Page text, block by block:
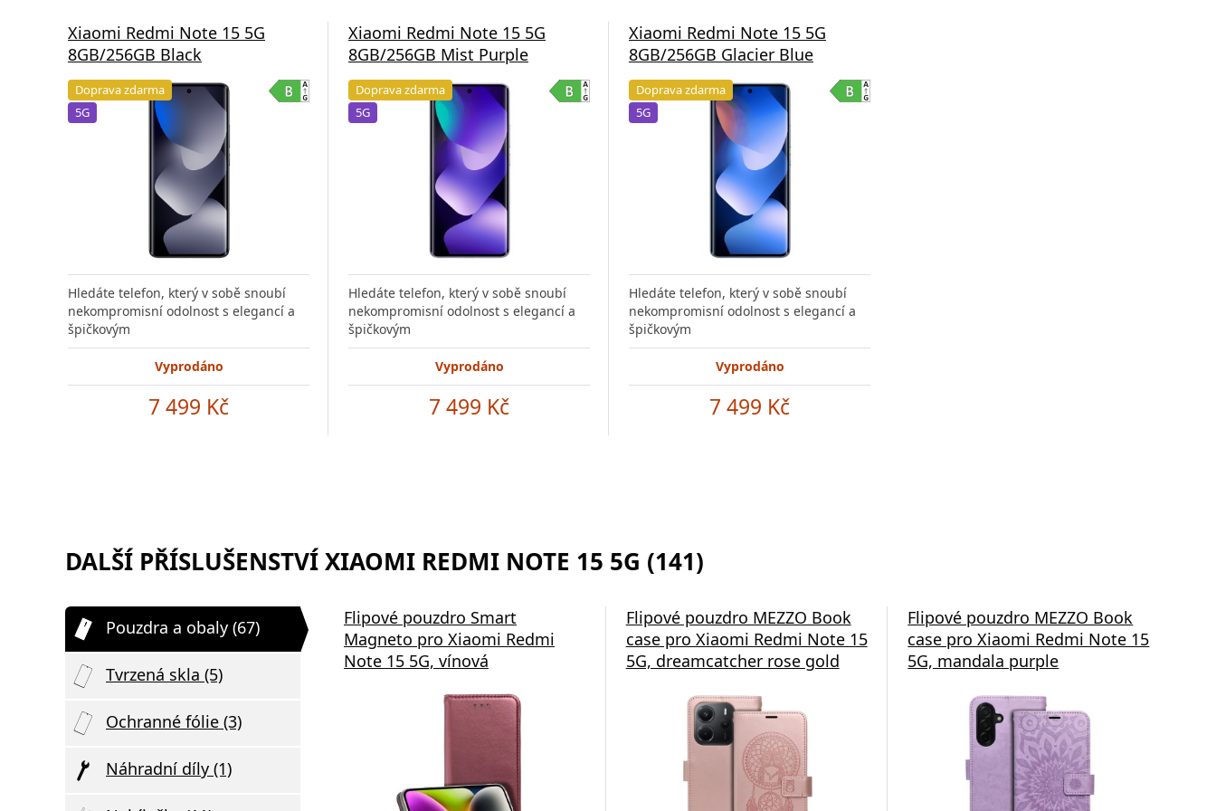
Xiaomi Redmi Note 15 5G
8GB/256GB Black
Doprava zdarma
5G
Hledáte telefon, který v sobě snoubí
nekompromisní odolnost s elegancí a
špičkovým
Vyprodáno
7 499 Kč
Xiaomi Redmi Note 15 5G
8GB/256GB Mist Purple
Doprava zdarma
5G
Hledáte telefon, který v sobě snoubí
nekompromisní odolnost s elegancí a
špičkovým
Vyprodáno
7 499 Kč
Xiaomi Redmi Note 15 5G
8GB/256GB Glacier Blue
Doprava zdarma
5G
Hledáte telefon, který v sobě snoubí
nekompromisní odolnost s elegancí a
špičkovým
Vyprodáno
7 499 Kč
DALŠÍ PŘÍSLUŠENSTVÍ XIAOMI REDMI NOTE 15 5G (141)
Pouzdra a obaly (67)
Tvrzená skla (5)
Ochranné fólie (3)
Náhradní díly (1)
Flipové pouzdro Smart
Magneto pro Xiaomi Redmi
Note 15 5G, vínová
Flipové pouzdro MEZZO Book
case pro Xiaomi Redmi Note 15
5G, dreamcatcher rose gold
Flipové pouzdro MEZZO Book
case pro Xiaomi Redmi Note 15
5G, mandala purple